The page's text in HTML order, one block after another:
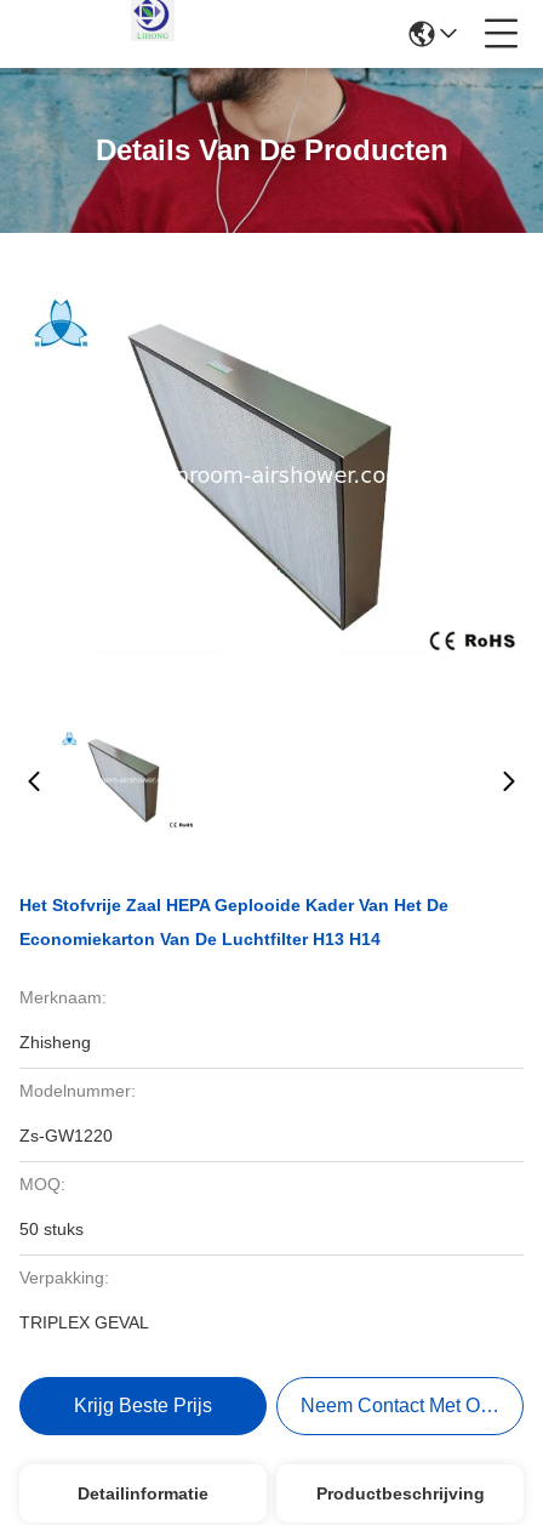
Details Van De Producten
Het Stofvrije Zaal HEPA Geplooide Kader Van Het De
Economiekarton Van De Luchtfilter H13 H14
Merknaam:
Zhisheng
Modelnummer:
Zs-GW1220
MOQ:
50 stuks
Verpakking:
TRIPLEX GEVAL
Krijg Beste Prijs Neem Contact Met Ons Op
Detailinformatie Productbeschrijving